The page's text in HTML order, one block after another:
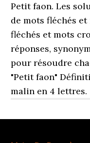
Petit faon. Les
de mots fléchés
fléchés et mots
réponses,
pour résoudre
"Petit faon"
malin en 4 lettres.